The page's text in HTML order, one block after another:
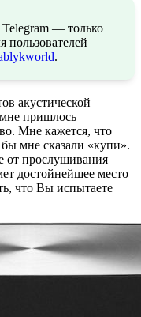
— только
пользователей
.
акустической
пришлось
Мне кажется, что
мне сказали «купи».
от прослушивания
достойнейшее место
что Вы испытаете